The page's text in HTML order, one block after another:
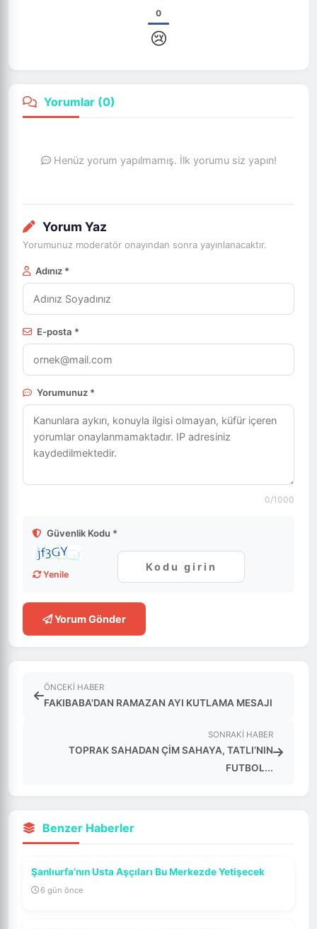
0
😢
Yorumlar (0)
Henüz yorum yapılmamış. İlk yorumu siz yapın!
Yorum Yaz
Yorumunuz moderatör onayından sonra yayınlanacaktır.
Adınız *
E-posta *
Yorumunuz *
0/1000
Güvenlik Kodu *
Yenile
Yorum Gönder
ÖNCEKI HABER
FAKIBABA'DAN RAMAZAN AYI KUTLAMA MESAJI
SONRAKI HABER
TOPRAK SAHADAN ÇİM SAHAYA, TATLI’NIN
FUTBOL...
Benzer Haberler
Şanlıurfa’nın Usta Aşçıları Bu Merkezde Yetişecek
6 gün önce